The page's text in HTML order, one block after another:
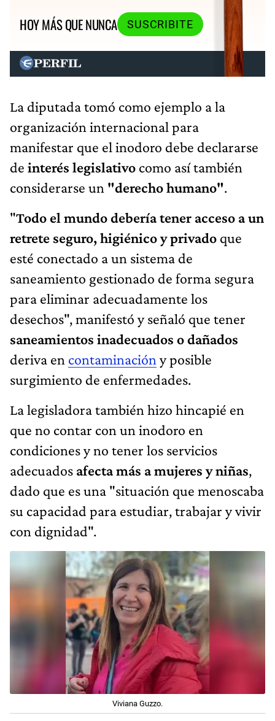
HOY MÁS QUE NUNCA
SUSCRIBITE
La diputada tomó como ejemplo a la
organización internacional para
manifestar que el inodoro debe declararse
de interés legislativo como así también
considerarse un "derecho humano".
"Todo el mundo debería tener acceso a un
retrete seguro, higiénico y privado que
esté conectado a un sistema de
saneamiento gestionado de forma segura
para eliminar adecuadamente los
desechos", manifestó y señaló que tener
saneamientos inadecuados o dañados
deriva en contaminación y posible
surgimiento de enfermedades.
La legisladora también hizo hincapié en
que no contar con un inodoro en
condiciones y no tener los servicios
adecuados afecta más a mujeres y niñas,
dado que es una "situación que menoscaba
su capacidad para estudiar, trabajar y vivir
con dignidad".
Viviana Guzzo.